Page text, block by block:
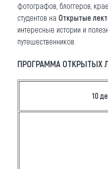
фотографов, блоггеров,
студентов на Открытые
интересные истории и
путешественников.
ПРОГРАММА ОТКРЫТЫХ
10